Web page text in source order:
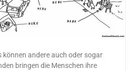
können andere auch oder sogar
bringen die Menschen ihre